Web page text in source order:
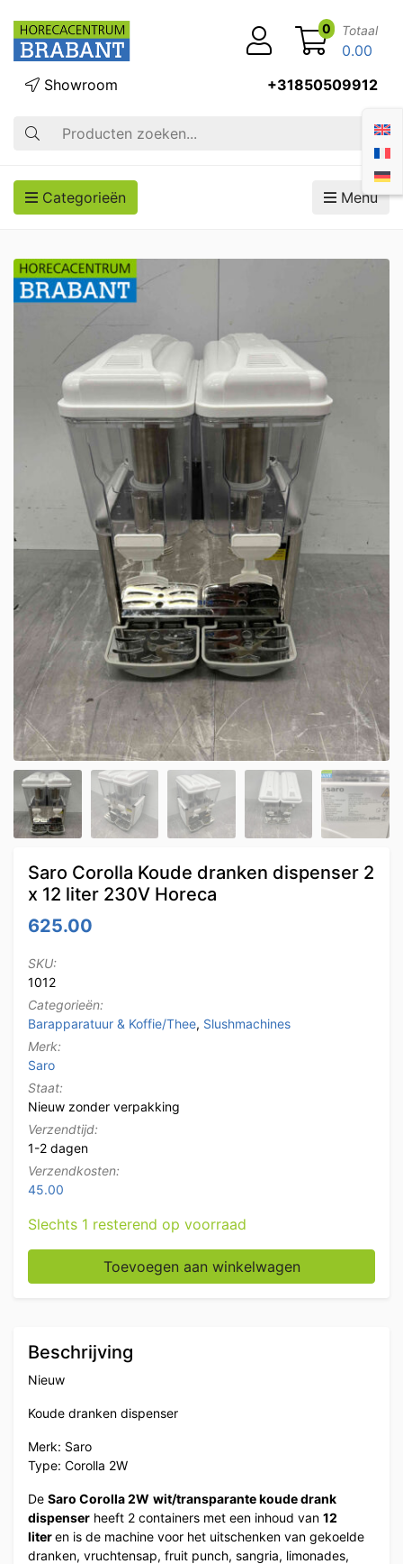
Zoek op
Showroom +31850509912
0 Totaal
0.00
Categorieën Menu
Saro Corolla Koude dranken dispenser 2
x 12 liter 230V Horeca
625.00
SKU:
1012
Categorieën:
Barapparatuur & Koffie/Thee, Slushmachines
Merk:
Saro
Staat:
Nieuw zonder verpakking
Verzendtijd:
1-2 dagen
Verzendkosten:
45.00
Slechts 1 resterend op voorraad
Saro Corolla Koude dranken dispenser 2 x 12 liter
Toevoegen aan winkelwagen
Beschrijving
Nieuw
Koude dranken dispenser
Merk: Saro
Type: Corolla 2W
De Saro Corolla 2W wit/transparante koude drank
dispenser heeft 2 containers met een inhoud van 12
literen is de machine voor het uitschenken van gekoelde
dranken, vruchtensap, fruit punch, sangria, limonades,